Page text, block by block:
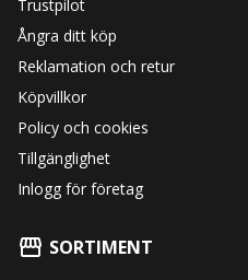
Trustpilot
Ångra ditt köp
Reklamation och retur
Köpvillkor
Policy och cookies
Tillgänglighet
Inlogg för företag
SORTIMENT